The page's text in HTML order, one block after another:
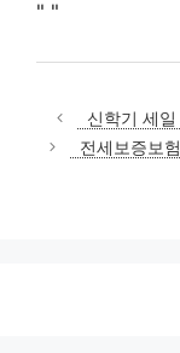
" "
신학기 세
전세보증보